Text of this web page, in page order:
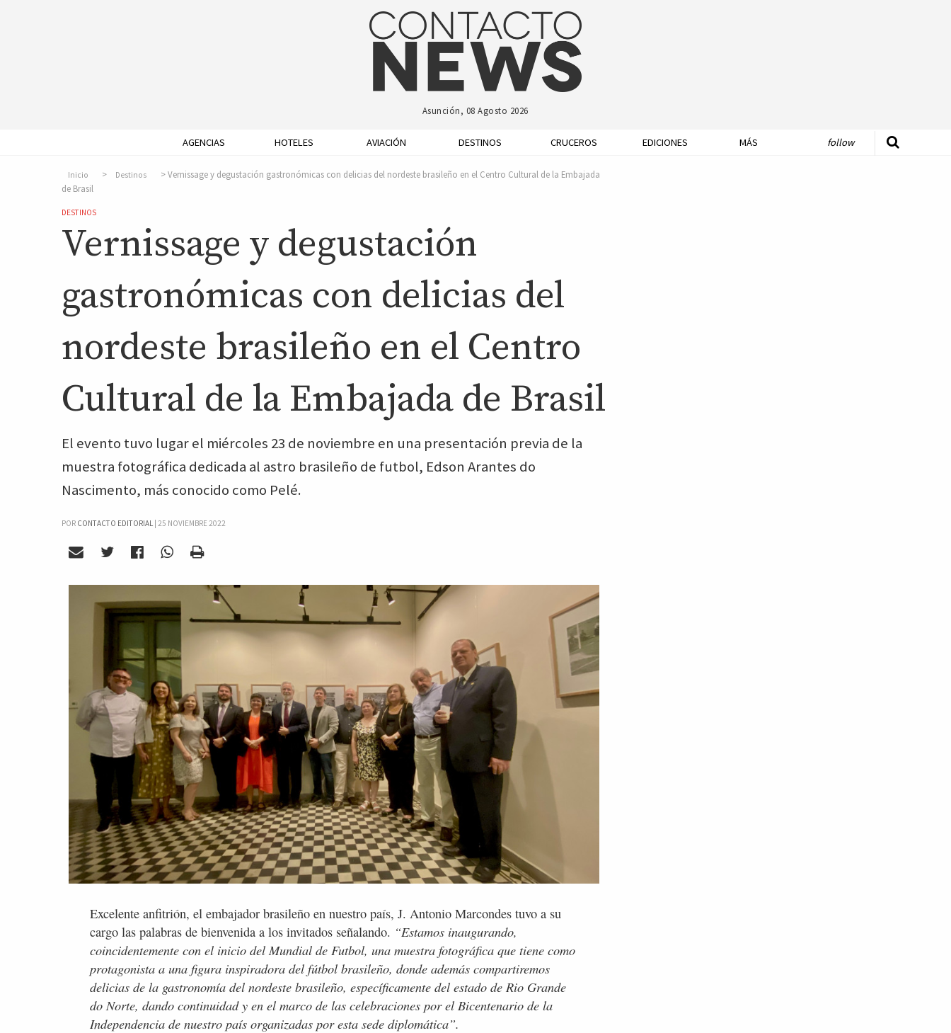
Asunción, 08 Agosto 2026
AGENCIAS HOTELES AVIACIÓN DESTINOS CRUCEROS EDICIONES MÁS follow
Inicio Destinos
Vernissage y degustación gastronómicas con delicias del nordeste brasileño en el Centro Cultural de la Embajada
de Brasil
DESTINOS
Vernissage y degustación
gastronómicas con delicias del
nordeste brasileño en el Centro
Cultural de la Embajada de Brasil
El evento tuvo lugar el miércoles 23 de noviembre en una presentación previa de la
muestra fotográfica dedicada al astro brasileño de futbol, Edson Arantes do
Nascimento​, más conocido como Pelé.
POR CONTACTO EDITORIAL | 25 NOVIEMBRE 2022
Excelente anfitrión, el embajador brasileño en nuestro país, J. Antonio Marcondes tuvo a su
cargo las palabras de bienvenida a los invitados señalando. “Estamos inaugurando,
coincidentemente con el inicio del Mundial de Futbol, una muestra fotográfica que tiene como
protagonista a una figura inspiradora del fútbol brasileño, donde además compartiremos
delicias de la gastronomía del nordeste brasileño, específicamente del estado de Rio Grande
do Norte, dando continuidad y en el marco de las celebraciones por el Bicentenario de la
Independencia de nuestro país organizadas por esta sede diplomática”.